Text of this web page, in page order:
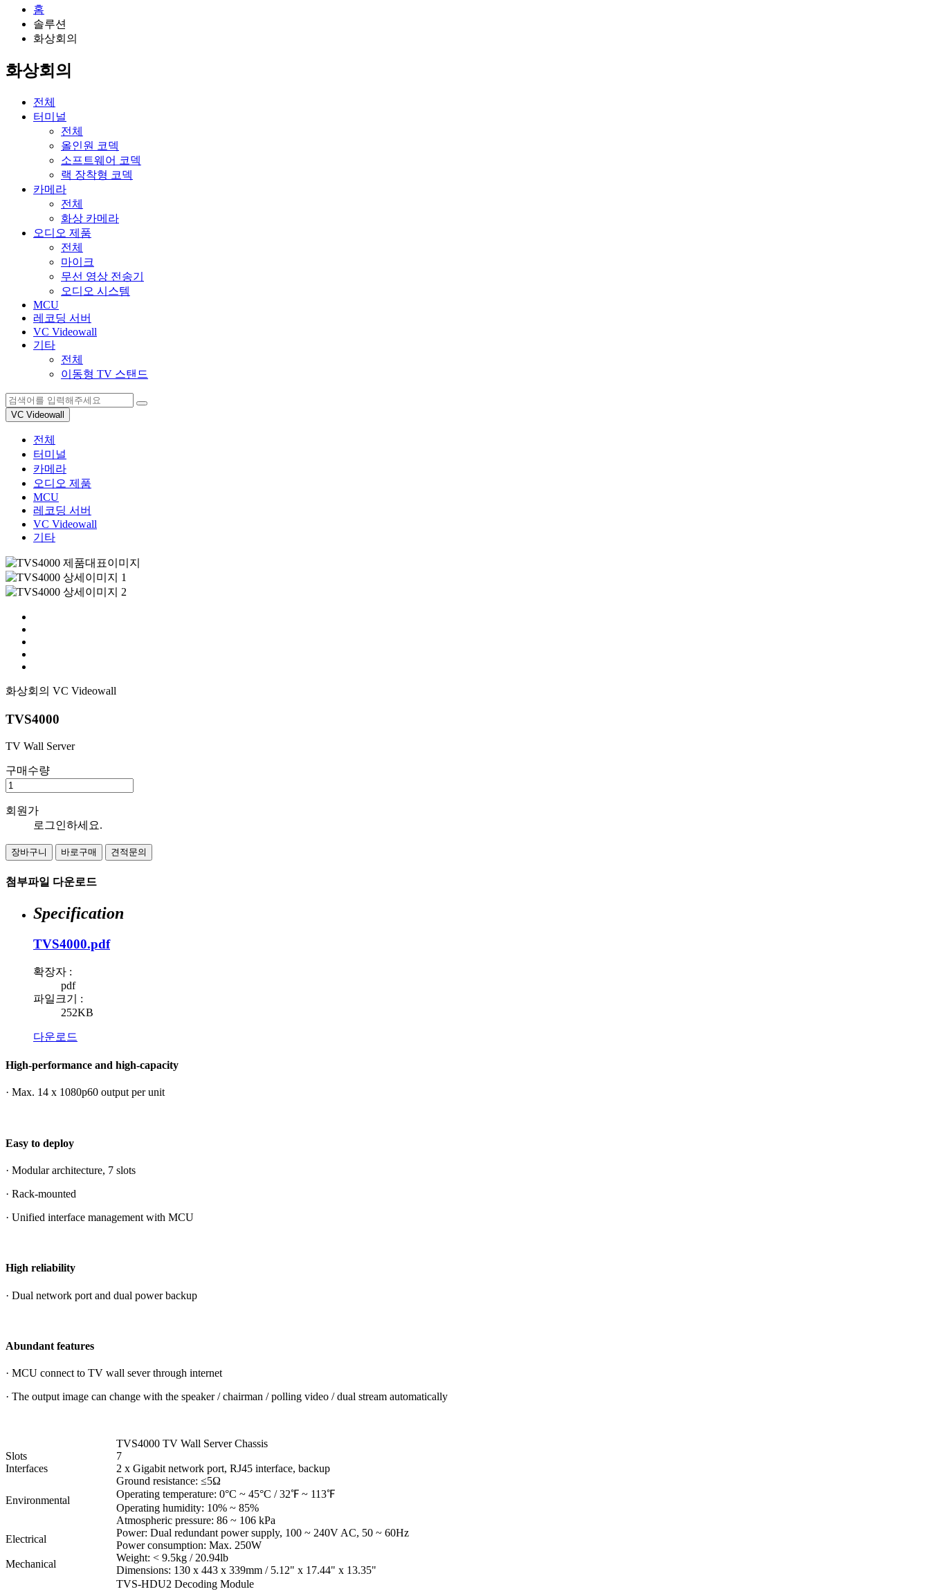
홈
솔루션
화상회의
화상회의
전체
터미널
전체
올인원 코덱
소프트웨어 코덱
랙 장착형 코덱
카메라
전체
화상 카메라
오디오 제품
전체
마이크
무선 영상 전송기
오디오 시스템
MCU
레코딩 서버
VC Videowall
기타
전체
이동형 TV 스탠드
VC Videowall
전체
터미널
카메라
오디오 제품
MCU
레코딩 서버
VC Videowall
기타
화상회의 VC Videowall
TVS4000
TV Wall Server
구매수량
회원가
로그인하세요.
장바구니 바로구매 견적문의
첨부파일 다운로드
Specification
TVS4000.pdf
확장자 :
pdf
파일크기 :
252KB
다운로드
High-performance and high-capacity
· Max. 14 x 1080p60 output per unit
Easy to deploy
· Modular architecture, 7 slots
· Rack-mounted
· Unified interface management with MCU
High reliability
· Dual network port and dual power backup
Abundant features
· MCU connect to TV wall sever through internet
· The output image can change with the speaker / chairman / polling video / dual stream automatically
TVS4000 TV Wall Server Chassis
Slots
7
Interfaces
2 x Gigabit network port, RJ45 interface, backup
Environmental
Ground resistance: ≤5Ω
Operating temperature: 0°C ~ 45°C / 32℉ ~ 113℉
Operating humidity: 10% ~ 85%
Atmospheric pressure: 86 ~ 106 kPa
Electrical
Power: Dual redundant power supply, 100 ~ 240V AC, 50 ~ 60Hz
Power consumption: Max. 250W
Mechanical
Weight: < 9.5kg / 20.94lb
Dimensions: 130 x 443 x 339mm / 5.12" x 17.44" x 13.35"
TVS-HDU2 Decoding Module